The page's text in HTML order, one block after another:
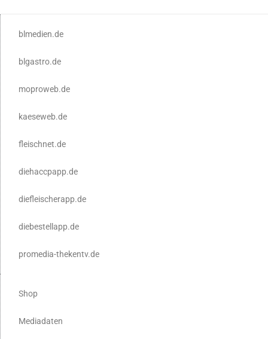
blmedien.de
blgastro.de
moproweb.de
kaeseweb.de
fleischnet.de
diehaccpapp.de
diefleischerapp.de
diebestellapp.de
promedia-thekentv.de
Shop
Mediadaten